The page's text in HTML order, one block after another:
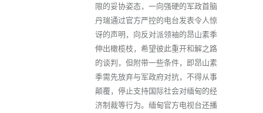
限的妥协姿态，一向强硬的军政首脑
丹瑞通过官方严控的电台发表令人惊
讶的声明，向反对派领袖的昂山素季
伸出橄榄枝，希望彼此重开和解之路
的谈判，但附带一些条件，即昂山素
季需先放弃与军政府对抗，不得从事
颠覆，停止支持国际社会对缅甸的经
济制裁等行为。缅甸官方电视台还播